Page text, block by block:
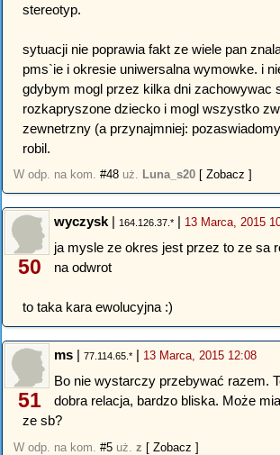
stereotyp.
sytuacji nie poprawia fakt ze wiele pan
pms`ie i okresie uniwersalna wymowke. i
gdybym mogl przez kilka dni zachowywac
rozkapryszone dziecko i mogl wszystko
zewnetrzny (a przynajmniej:
robil.
W odp. na kom. #48 uż. Luna_s20 [ Zobacz ]
50
wyczysk | 164.126.37.* | 13 Marca, 2015
ja mysle ze okres jest przez to ze sa
na odwrot
to taka kara ewolucyjna :)
51
ms | 77.114.65.* | 13 Marca, 2015 12:08
Bo nie wystarczy przebywać razem.
dobra relacja, bardzo bliska. Może
ze sb?
W odp. na kom. #5 uż. z [ Zobacz ]